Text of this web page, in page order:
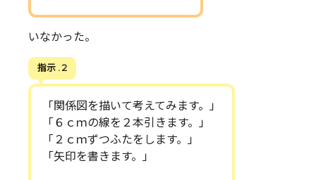
いなかった。
指示 . 2
「関係図を描いて考えてみます。」
「６ｃｍの線を２本引きます。」
「２ｃｍずつふたをします。」
「矢印を書きます。」